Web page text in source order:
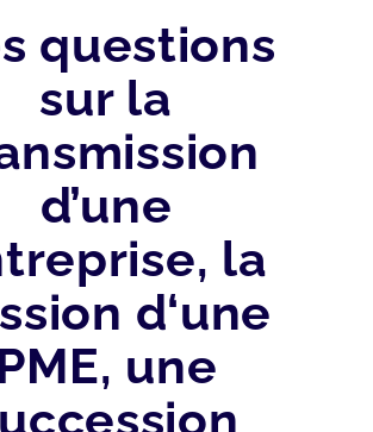
questions
sur la
d’une
la
d‘une
PME, une